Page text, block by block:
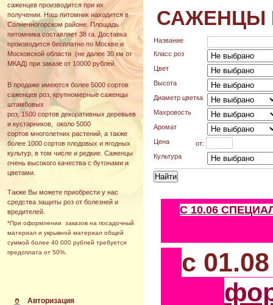
саженцев производится при их
получении. Наш питомник находится в
Солнечногорском районе. Площадь
питомника составляет 38 га. Доставка
производится бесплатно по Москве и
Московской области (не далее 30 км от
МКАД) при заказе от 10000 рублей.
В продаже имеются более 5000 сортов
саженцев роз, крупномерные саженцы
штамбовых
роз, 1500 сортов декоративных деревьев
и кустарников, около 5000
сортов многолетних растений, а также
более 1000 сортов плодовых и ягодных
культур, в том числе и редкие. Саженцы
очень высокого качества с бутонами и
цветами.
Также Вы можете приобрести у нас
средства защиты роз от болезней и
вредителей.
*При оформлении заказов на посадочный
материал и укрывной материал общей
суммой более 40 000 рублей требуется
предоплата от 50%.
Авторизация
САЖЕНЦЫ
Название
Класс роз
Цвет
Высота
Диаметр цветка
Махровость
Аромат
Цена
от:
Культура
С 10.06
с